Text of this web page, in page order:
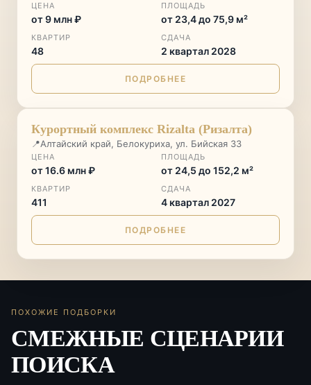
ЦЕНА
от 9 млн ₽
ПЛОЩАДЬ
от 23,4 до 75,9 м²
КВАРТИР
48
СДАЧА
2 квартал 2028
ПОДРОБНЕЕ
ГОРНЫЙ КУРОРТ
Курортный комплекс Rizalta (Ризалта)
📍Алтайский край, Белокуриха, ул. Бийская 33
ЦЕНА
от 16.6 млн ₽
ПЛОЩАДЬ
от 24,5 до 152,2 м²
КВАРТИР
411
СДАЧА
4 квартал 2027
ПОДРОБНЕЕ
ПОХОЖИЕ ПОДБОРКИ
СМЕЖНЫЕ СЦЕНАРИИ
ПОИСКА